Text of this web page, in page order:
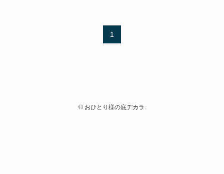
1
©おひとり様の底ヂカラ.